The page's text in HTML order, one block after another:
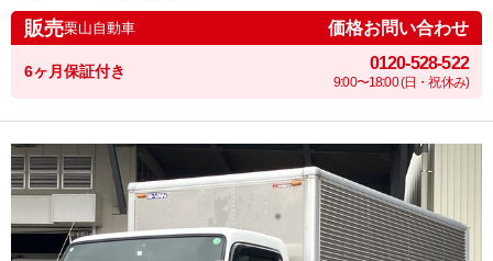
販売栗山自動車 価格お問い合わせ
6ヶ月保証付き 0120-528-522
9:00〜18:00 (日・祝休み)